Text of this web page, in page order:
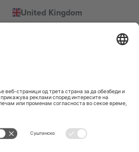
United Kingdom
Dorfstrasse 52a, 6390
Engelberg, Switzerland